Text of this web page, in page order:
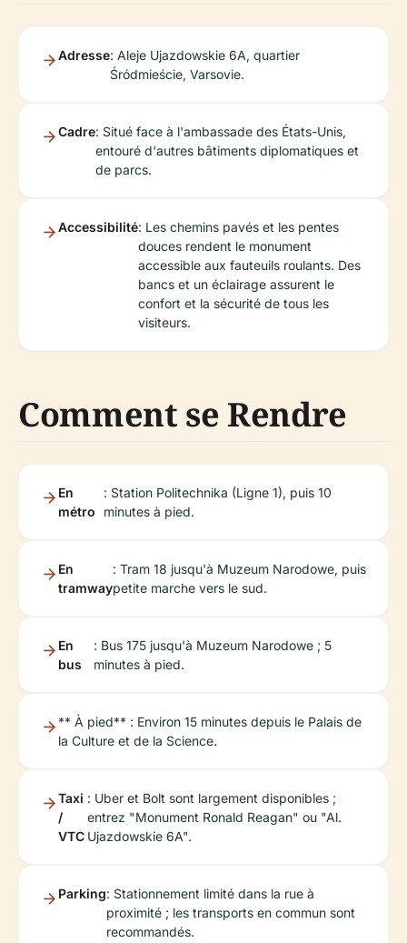
Adresse: Aleje Ujazdowskie 6A, quartier
Śródmieście, Varsovie.
Cadre: Situé face à l'ambassade des États-Unis,
entouré d'autres bâtiments diplomatiques et
de parcs.
Accessibilité: Les chemins pavés et les pentes
douces rendent le monument
accessible aux fauteuils roulants. Des
bancs et un éclairage assurent le
confort et la sécurité de tous les
visiteurs.
Comment se Rendre
En
métro
: Station Politechnika (Ligne 1), puis 10
minutes à pied.
En
tramway
: Tram 18 jusqu'à Muzeum Narodowe, puis
petite marche vers le sud.
En
bus
: Bus 175 jusqu'à Muzeum Narodowe ; 5
minutes à pied.
** À pied** : Environ 15 minutes depuis le Palais de
la Culture et de la Science.
Taxi
/
VTC
: Uber et Bolt sont largement disponibles ;
entrez "Monument Ronald Reagan" ou "Al.
Ujazdowskie 6A".
Parking: Stationnement limité dans la rue à
proximité ; les transports en commun sont
recommandés.